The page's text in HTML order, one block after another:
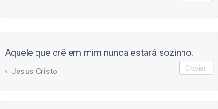
Aquele que crê em mim nunca estará sozinho.
Jesus Cristo Copiar